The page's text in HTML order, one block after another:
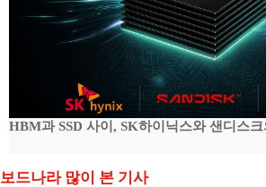
HBM과 SSD 사이, SK하이닉스와 샌디스
보드나라 많이 본 기사